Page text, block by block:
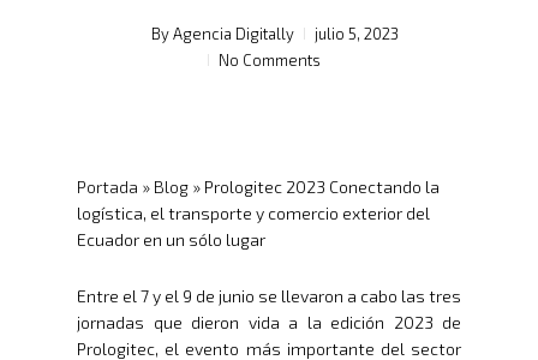
ByAgencia Digitally
julio 5, 2023
No Comments
Portada » Blog » Prologitec 2023 Conectando la
logística, el transporte y comercio exterior del
Ecuador en un sólo lugar
Entre el 7 y el 9 de junio se llevaron a cabo las tres
jornadas que dieron vida a la edición 2023 de
Prologitec, el evento más importante del sector